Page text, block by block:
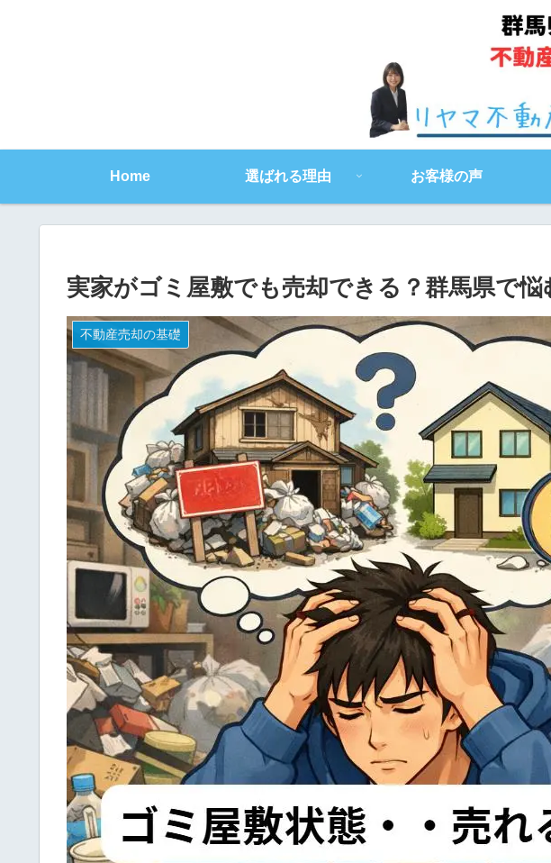
Home 選ばれる理由 お客様の声
実家がゴミ屋敷でも売却できる？群馬県で
不動産売却の基礎